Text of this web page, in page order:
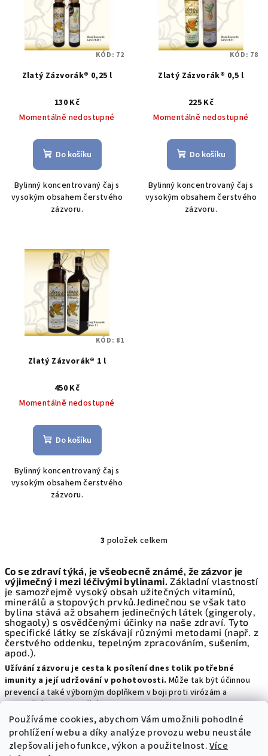
Používáme cookies, abychom Vám umožnili pohodlné
prohlížení webu a díky analýze provozu webu neustále
zlepšovali jeho funkce, výkon a použitelnost.Více
Zlatý Zázvorák® 0,25 l
130 Kč
Momentálně nedostupné
Do košíku
Bylinný koncentrovaný čaj s
vysokým obsahem čerstvého
zázvoru.
KÓD: 72
Zlatý Zázvorák® 0,5 l
225 Kč
Momentálně nedostupné
Do košíku
Bylinný koncentrovaný čaj s
vysokým obsahem čerstvého
zázvoru.
KÓD: 78
Zlatý Zázvorák® 1 l
450 Kč
Momentálně nedostupné
Do košíku
Bylinný koncentrovaný čaj s
vysokým obsahem čerstvého
zázvoru.
KÓD: 81
O
l
á
d
a
c
í
r
v
k
v
ý
p
3 položek celkem
Co se zdraví týká, je všeobecně známé, že zázvor je
výjimečný i mezi léčivými bylinami. Základní vlastností
je samozřejmě vysoký obsah užitečných vitamínů,
minerálů a stopových prvků. Jedinečnou se však tato
bylina stává až obsahem jedinečných látek (gingeroly,
shogaoly) s osvědčenými účinky na naše zdraví. Tyto
specifické látky se získávají různými metodami (např. z
čerstvého oddenku, tepelným zpracováním, sušením,
apod.).
Užívání zázvoru je cesta k posílení dnes tolik potřebné
imunity a její udržování v pohotovosti. Může tak být účinnou
prevencí a také výborným doplňkem v boji proti virózám a
respiračním onemocněním (antivirotikum).
Zároveň spolehlivě pomáhá při akutních zdravotních potížích: jako
nevolnost, horečka či bolest v krku...
V herbářích a z lidového léčitelství se lze také dozvědět o
blahodárném působení zázvoru i na celou řadu dalších zdravotních